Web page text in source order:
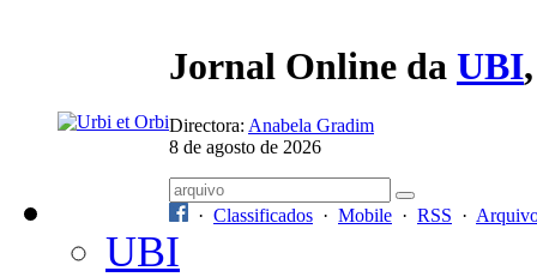
Jornal Online da UBI
Directora: Anabela Gradim
8 de agosto de 2026
· Classificados · Mobile · RSS ·
UBI